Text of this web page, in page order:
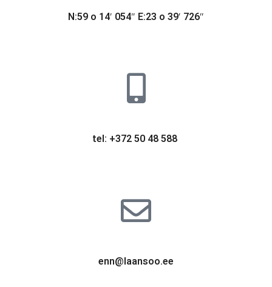
N:59 o 14′ 054″ E:23 o 39′ 726″
tel: +372 50 48 588
enn@laansoo.ee